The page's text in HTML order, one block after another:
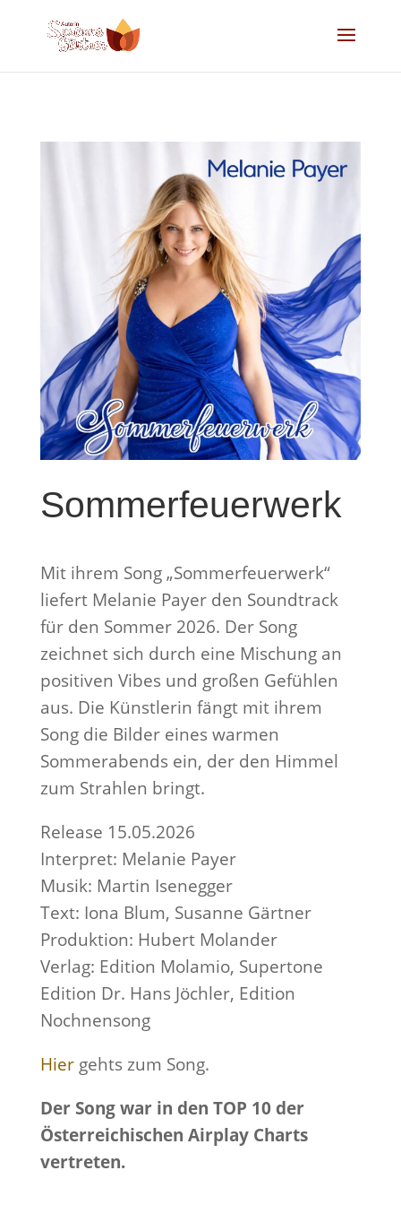
Sommerfeuerwerk
Mit ihrem Song „Sommerfeuerwerk“
liefert Melanie Payer den Soundtrack
für den Sommer 2026. Der Song
zeichnet sich durch eine Mischung an
positiven Vibes und großen Gefühlen
aus. Die Künstlerin fängt mit ihrem
Song die Bilder eines warmen
Sommerabends ein, der den Himmel
zum Strahlen bringt.
Release 15.05.2026
Interpret: Melanie Payer
Musik: Martin Isenegger
Text: Iona Blum, Susanne Gärtner
Produktion: Hubert Molander
Verlag: Edition Molamio, Supertone
Edition Dr. Hans Jöchler, Edition
Nochnensong
Hiergehts zum Song.
Der Song war in den TOP 10 der
Österreichischen Airplay Charts
vertreten.